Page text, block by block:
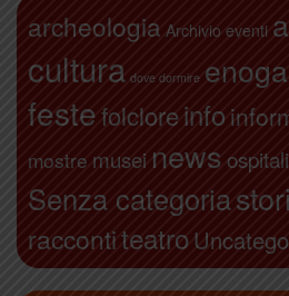
archeologia Archivio eventi
cultura dove dormire
festefolcloreinfo
mostre musei news
Senza categoria
raccontiteatro